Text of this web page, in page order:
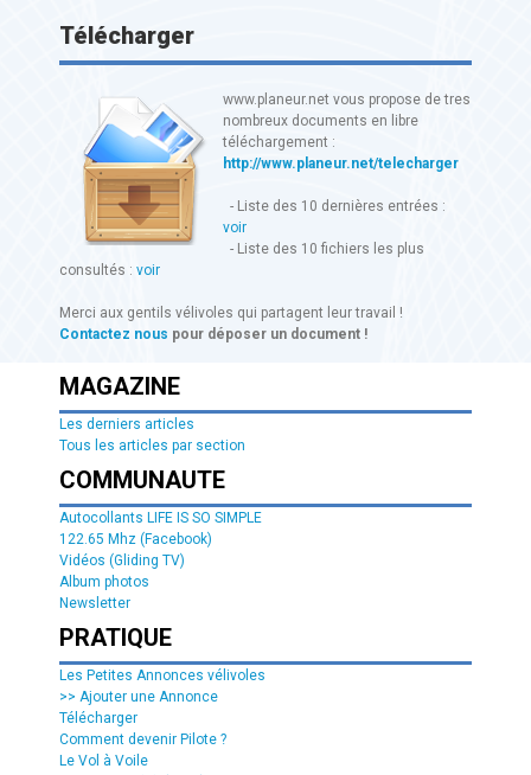
Télécharger
www.planeur.net vous propose de tres
nombreux documents en libre
téléchargement :
http://www.planeur.net/telecharger
- Liste des 10 dernières entrées :
voir
- Liste des 10 fichiers les plus
consultés : voir
Merci aux gentils vélivoles qui partagent leur travail !
Contactez nous pour déposer un document !
MAGAZINE
Les derniers articles
Tous les articles par section
COMMUNAUTE
Autocollants LIFE IS SO SIMPLE
122.65 Mhz (Facebook)
Vidéos (Gliding TV)
Album photos
Newsletter
PRATIQUE
Les Petites Annonces vélivoles
>> Ajouter une Annonce
Télécharger
Comment devenir Pilote ?
Le Vol à Voile